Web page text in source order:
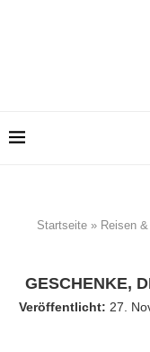
Startseite» Reisen
GESCHENKE,
Veröffentlicht: 27.